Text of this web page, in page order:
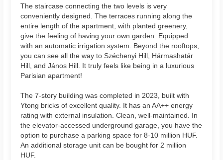
The staircase connecting the two levels is very
conveniently designed. The terraces running along the
entire length of the apartment, with planted greenery,
give the feeling of having your own garden. Equipped
with an automatic irrigation system. Beyond the rooftops,
you can see all the way to Széchenyi Hill, Hármashatár
Hill, and János Hill. It truly feels like being in a luxurious
Parisian apartment!
The 7-story building was completed in 2023, built with
Ytong bricks of excellent quality. It has an AA++ energy
rating with external insulation. Clean, well-maintained. In
the elevator-accessed underground garage, you have the
option to purchase a parking space for 8-10 million HUF.
An additional storage unit can be bought for 2 million
HUF.